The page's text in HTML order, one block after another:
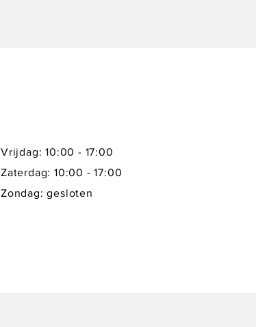
Vrijdag: 10:00 - 17:00
Zaterdag: 10:00 - 17:00
Zondag: gesloten